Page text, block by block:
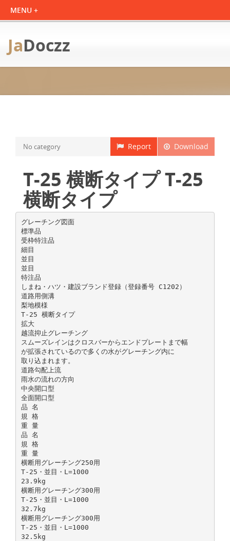
JaDoczz
Download
Report
No category
T-25 横断タイプ T-25
横断タイプ
グレーチング図面
標準品
受枠特注品
細目
並目
並目
特注品
しまね・ハツ・建設ブランド登録（登録番号 C1202）
道路用側溝
梨地模様
T-25 横断タイプ
拡大
越流抑止グレーチング
スムーズレインはクロスバーからエンドプレートまで幅
が拡張されているので多くの水がグレーチング内に
取り込まれます。
道路勾配上流
雨水の流れの方向
中央開口型
全面開口型
品 名
規 格
重 量
品 名
規 格
重 量
横断用グレーチング250用
T-25・並目・L=1000
23.9kg
横断用グレーチング300用
T-25・並目・L=1000
32.7kg
横断用グレーチング300用
T-25・並目・L=1000
32.5kg